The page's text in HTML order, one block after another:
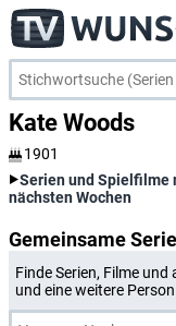
Kate Woods
1901
Serien und Spielfilme
nächsten Wochen
Gemeinsame
Finde Serien, Filme
und eine weitere